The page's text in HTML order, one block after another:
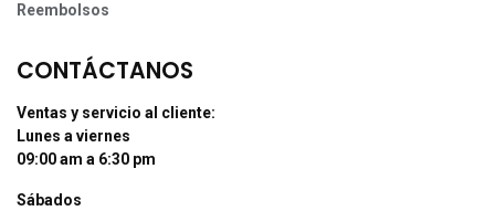
Reembolsos
CONTÁCTANOS
Ventas y servicio al cliente:
Lunes a viernes
09:00 am a 6:30 pm
Sábados